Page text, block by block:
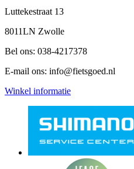
Luttekestraat 13
8011LN Zwolle
Bel ons: 038-4217378
E-mail ons: info@fietsgoed.nl
Winkel informatie